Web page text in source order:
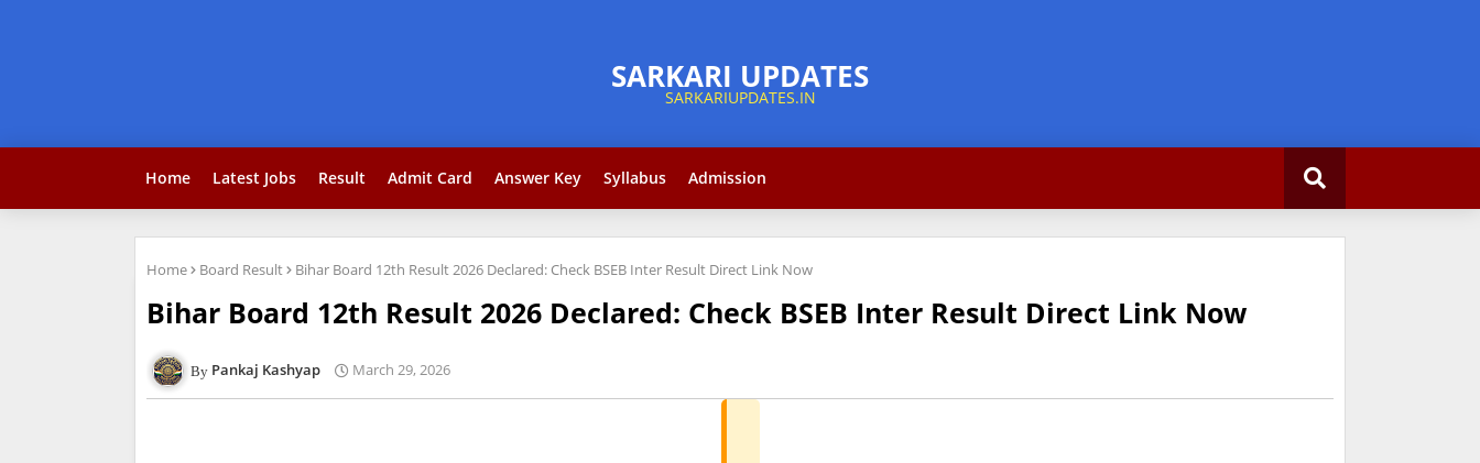
Home Latest Jobs Result Admit Card Answer Key Syllabus Admission
Home Board Result Bihar Board 12th Result 2026 Declared: Check BSEB Inter Result Direct Link Now
Bihar Board 12th Result 2026 Declared: Check BSEB Inter Result Direct Link Now
Pankaj Kashyap March 29, 2026